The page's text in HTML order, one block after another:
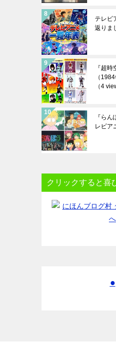
テレビ
返りま
『超
（
（4
『ら
レビア
クリックすると喜
●